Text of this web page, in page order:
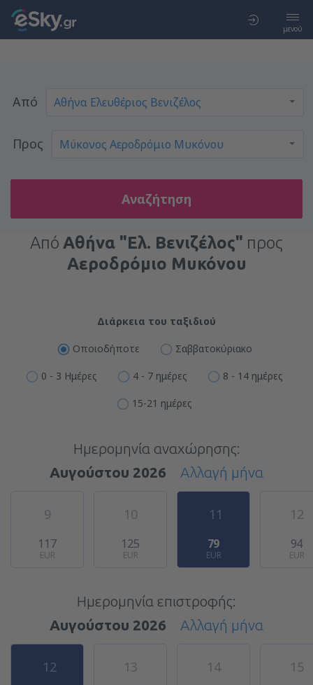
μενού
Από
Προς
Αναζήτηση
Από Αθήνα "Ελ. Βενιζέλος" προς
Αεροδρόμιο Μυκόνου
Διάρκεια του ταξιδιού
Οποιοδήποτε Σαββατοκύριακο
0 - 3 Ημέρες 4 - 7 ημέρες 8 - 14 ημέρες
15-21 ημέρες
Ημερομηνία αναχώρησης:
Αυγούστου 2026
Αλλαγή μήνα
9
117
EUR
10
125
EUR
11
79
EUR
12
94
EUR
Ημερομηνία επιστροφής:
Αυγούστου 2026
Αλλαγή μήνα
12 13 14 15